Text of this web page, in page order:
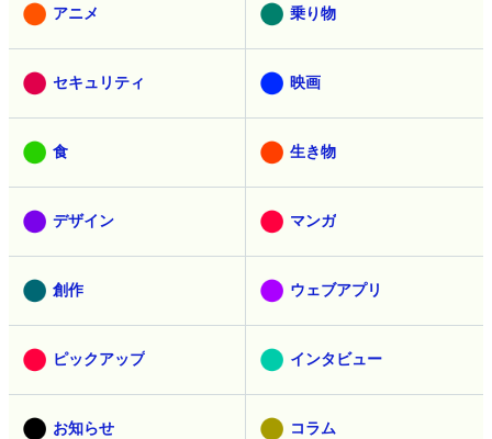
アニメ 乗り物
セキュリティ 映画
食 生き物
デザイン マンガ
創作 ウェブアプリ
ピックアップ インタビュー
お知らせ コラム